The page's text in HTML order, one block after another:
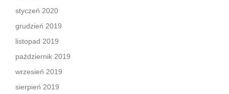
styczeń 2020
grudzień 2019
listopad 2019
październik 2019
wrzesień 2019
sierpień 2019